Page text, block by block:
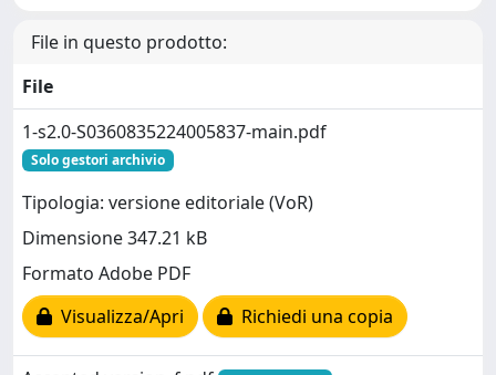
File in questo prodotto:
File
1-s2.0-S0360835224005837-main.pdf
Solo gestori archivio
Tipologia: versione editoriale (VoR)
Dimensione 347.21 kB
Formato Adobe PDF
Visualizza/Apri
Richiedi una copia